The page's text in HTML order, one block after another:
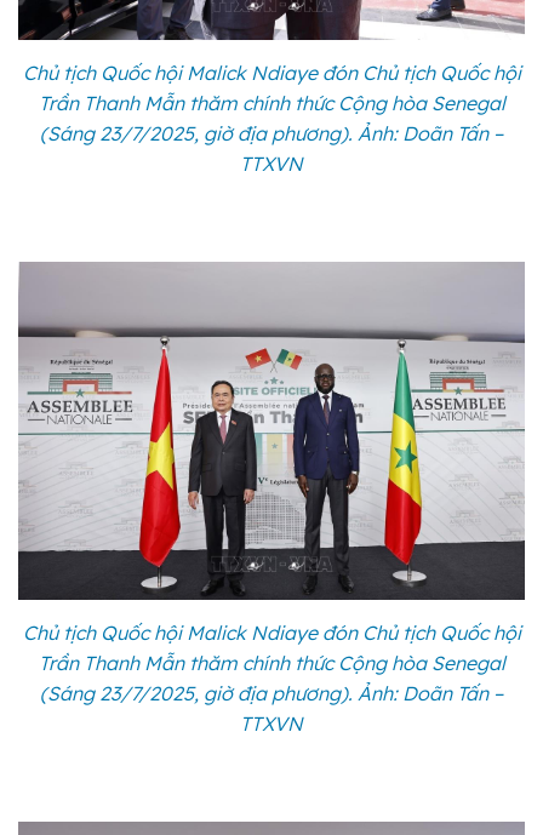
Chủ tịch Quốc hội Malick Ndiaye đón Chủ tịch Quốc hội
Trần Thanh Mẫn thăm chính thức Cộng hòa Senegal
(Sáng 23/7/2025, giờ địa phương). Ảnh: Doãn Tấn –
TTXVN
Chủ tịch Quốc hội Malick Ndiaye đón Chủ tịch Quốc hội
Trần Thanh Mẫn thăm chính thức Cộng hòa Senegal
(Sáng 23/7/2025, giờ địa phương). Ảnh: Doãn Tấn –
TTXVN